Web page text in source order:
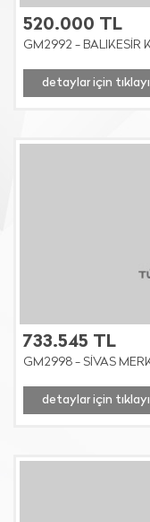
520.000 TL
GM2992 - BALIKESİR
detaylar için
733.545 TL
GM2998 - SİVAS
detaylar için